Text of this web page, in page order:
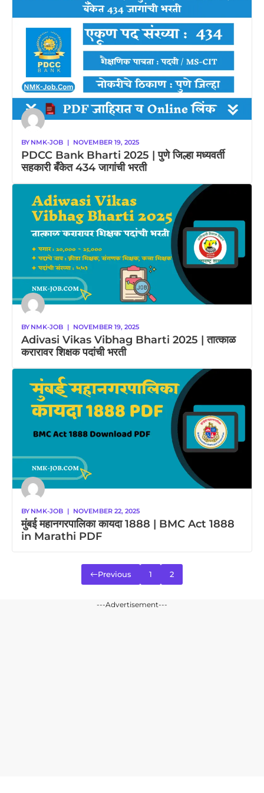
BY NMK-JOB | NOVEMBER 19, 2025
PDCC Bank Bharti 2025 | पुणे जिल्हा मध्यवर्ती
सहकारी बँकेत 434 जागांची भरती
BY NMK-JOB | NOVEMBER 19, 2025
Adivasi Vikas Vibhag Bharti 2025 | तात्काळ
करारावर शिक्षक पदांची भरती
BY NMK-JOB | NOVEMBER 22, 2025
मुंबई महानगरपालिका कायदा 1888 | BMC Act 1888
in Marathi PDF
Previous 1 2
---Advertisement---